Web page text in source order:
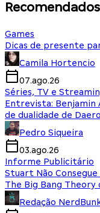
Games
Dicas de presente
Camila Hortencio
07.ago.26
Séries, TV e
Entrevista: Benjamin
de dualidade de
Pedro Siqueira
03.ago.26
Informe Publicitário
Stuart Não
The Big Bang Theory
Redação